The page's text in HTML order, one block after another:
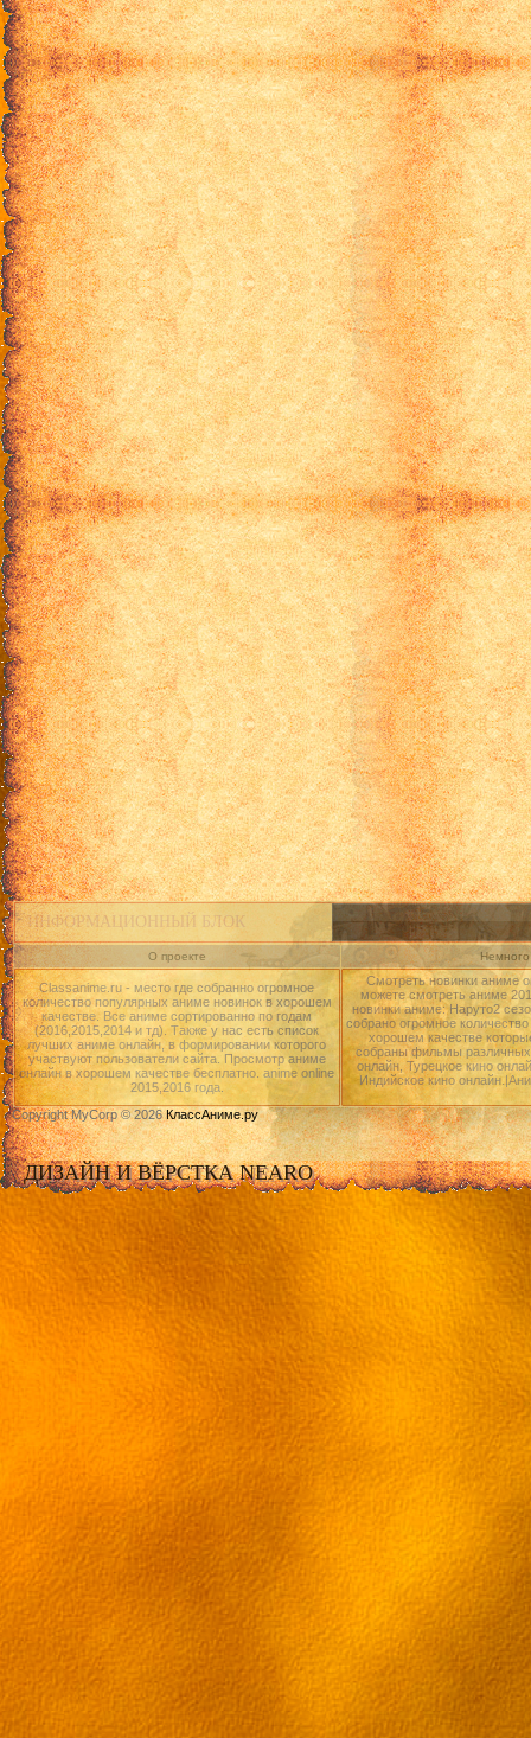
ИНФОРМАЦИОННЫЙ БЛОК
О проекте
Classanime.ru - место где собранно огромное
количество популярных аниме новинок в хорошем
качестве. Все аниме сортированно по годам
(2016,2015,2014 и тд). Также у нас есть список
лучших аниме онлайн, в формировании которого
участвуют пользователи сайта. Просмотр аниме
онлайн в хорошем качестве бесплатно. anime online
2015,2016 года.
Смотреть новинки аниме
можете смотреть аниме
новинки аниме: Наруто2
собрано огромное
хорошем качестве
собраны фильмы различных
онлайн, Турецкое кино
Индийское кино
Copyright MyCorp © 2026КлассАниме.ру
ДИЗАЙН И ВЁРСТКА NEARO